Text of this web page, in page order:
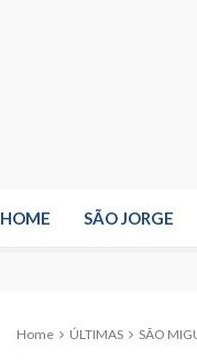
HOME SÃO JORGE
Home ÚLTIMAS SÃO MIGUEL